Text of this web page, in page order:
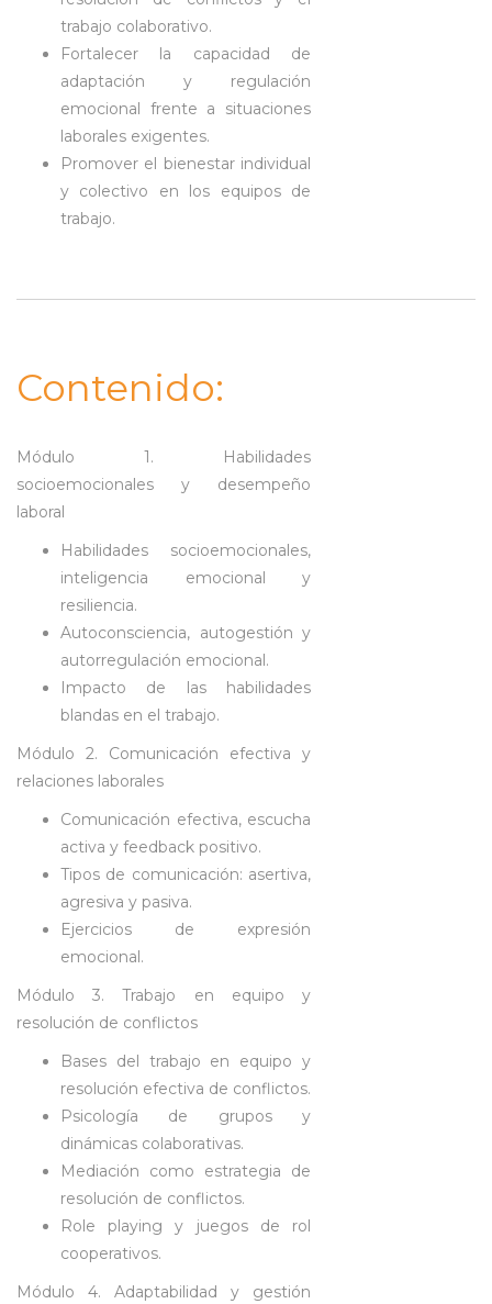
trabajo colaborativo.
Fortalecer la capacidad de
adaptación y regulación
emocional frente a situaciones
laborales exigentes.
Promover el bienestar individual
y colectivo en los equipos de
trabajo.
Contenido:
Módulo 1. Habilidades
socioemocionales y desempeño
laboral
Habilidades socioemocionales,
inteligencia emocional y
resiliencia.
Autoconsciencia, autogestión y
autorregulación emocional.
Impacto de las habilidades
blandas en el trabajo.
Módulo 2. Comunicación efectiva y
relaciones laborales
Comunicación efectiva, escucha
activa y feedback positivo.
Tipos de comunicación: asertiva,
agresiva y pasiva.
Ejercicios de expresión
emocional.
Módulo 3. Trabajo en equipo y
resolución de conflictos
Bases del trabajo en equipo y
resolución efectiva de conflictos.
Psicología de grupos y
dinámicas colaborativas.
Mediación como estrategia de
resolución de conflictos.
Role playing y juegos de rol
cooperativos.
Módulo 4. Adaptabilidad y gestión